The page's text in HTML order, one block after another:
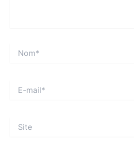
mail*